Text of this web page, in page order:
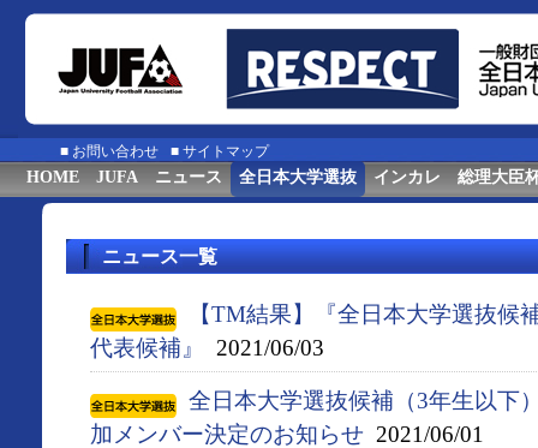
■ お問い合わせ ■ サイトマップ
HOME JUFA ニュース 全日本大学選抜 インカレ 総理大臣
ニュース一覧
【TM結果】『全日本大学選抜候
代表候補』
2021/06/03
全日本大学選抜候補（3年生以下
加メンバー決定のお知らせ 2021/06/01